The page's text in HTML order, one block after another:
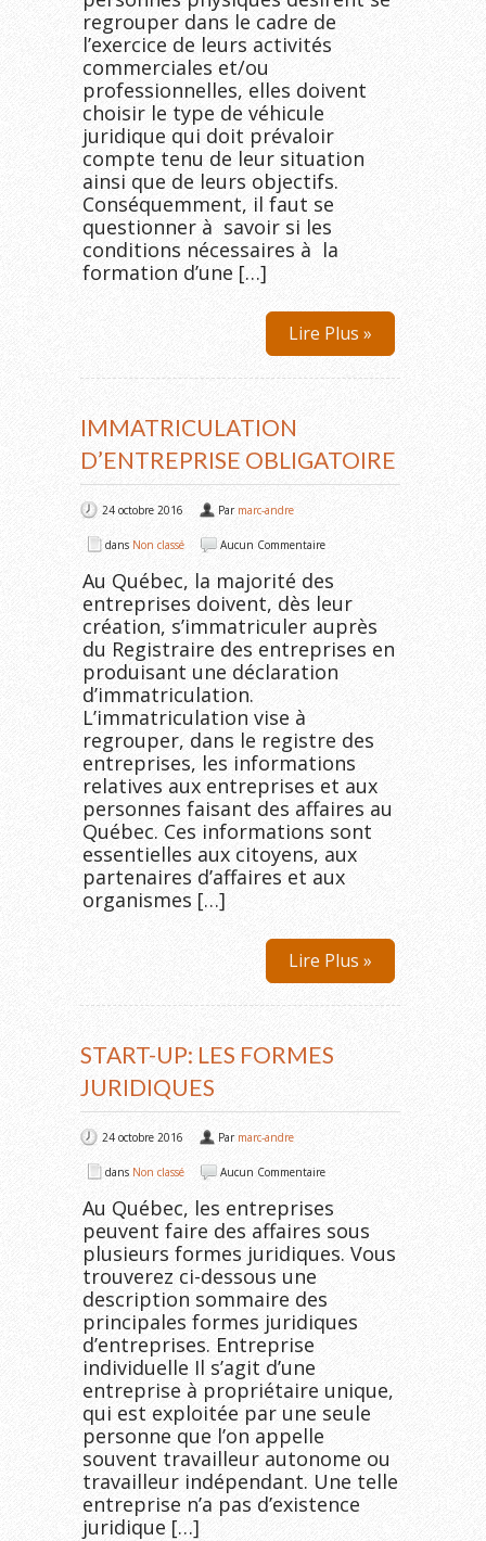
regrouper dans le cadre de
l’exercice de leurs activités
commerciales et/ou
professionnelles, elles doivent
choisir le type de véhicule
juridique qui doit prévaloir
compte tenu de leur situation
ainsi que de leurs objectifs.
Conséquemment, il faut se
questionner à savoir si les
conditions nécessaires à la
formation d’une […]
Lire Plus »
IMMATRICULATION
D’ENTREPRISE OBLIGATOIRE
24 octobre 2016 Par marc-andre
dans Non classé Aucun Commentaire
Au Québec, la majorité des
entreprises doivent, dès leur
création, s’immatriculer auprès
du Registraire des entreprises en
produisant une déclaration
d’immatriculation.
L’immatriculation vise à
regrouper, dans le registre des
entreprises, les informations
relatives aux entreprises et aux
personnes faisant des affaires au
Québec. Ces informations sont
essentielles aux citoyens, aux
partenaires d’affaires et aux
organismes […]
Lire Plus »
START-UP: LES FORMES
JURIDIQUES
24 octobre 2016 Par marc-andre
dans Non classé Aucun Commentaire
Au Québec, les entreprises
peuvent faire des affaires sous
plusieurs formes juridiques. Vous
trouverez ci-dessous une
description sommaire des
principales formes juridiques
d’entreprises. Entreprise
individuelle Il s’agit d’une
entreprise à propriétaire unique,
qui est exploitée par une seule
personne que l’on appelle
souvent travailleur autonome ou
travailleur indépendant. Une telle
entreprise n’a pas d’existence
juridique […]